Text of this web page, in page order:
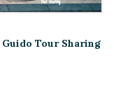
Guido Tour Sharing